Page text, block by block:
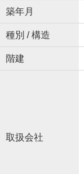
築年月
種別 / 構造
階建
取扱会社